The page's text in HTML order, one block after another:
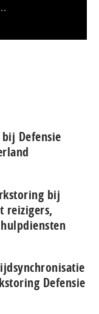
Defensie
bij
reizigers,
Defensie